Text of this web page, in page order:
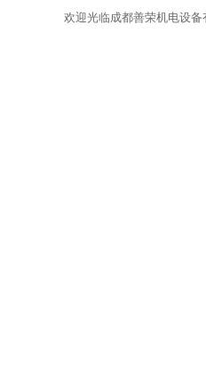
欢迎光临成都善荣机电设备